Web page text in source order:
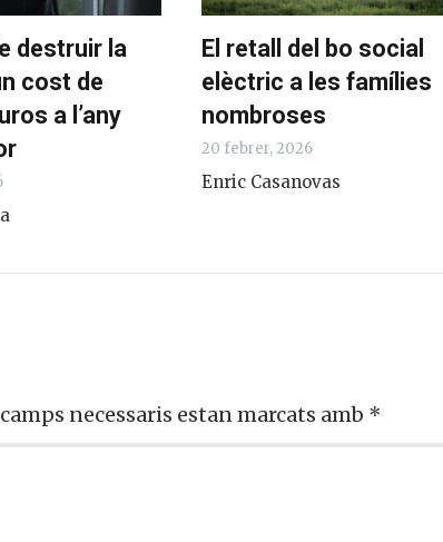
destruir la
cost de
a l’any
El retall del bo social
elèctric a les famílies
nombroses
20 febrer, 2026
Enric Casanovas
necessaris estan marcats amb *